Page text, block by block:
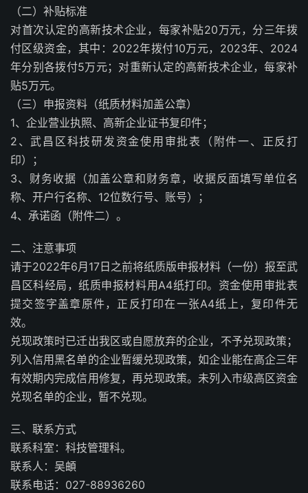
（二）补贴标准
对首次认定的高新技术企业，每家补贴20万元，分三年拨
付区级资金，其中：2022年拨付10万元，2023年、2024
年分别各拨付5万元；对重新认定的高新技术企业，每家补
贴5万元。
（三）申报资料（纸质材料加盖公章）
1、企业营业执照、高新企业证书复印件；
2、武昌区科技研发资金使用审批表（附件一、正反打
印）；
3、财务收据（加盖公章和财务章，收据反面填写单位名
称、开户行名称、12位数行号、账号）；
4、承诺函（附件二）。
二、注意事项
请于2022年6月17日之前将纸质版申报材料（一份）报至武
昌区科经局，纸质申报材料用A4纸打印。资金使用审批表
提交签字盖章原件，正反打印在一张A4纸上，复印件无
效。
兑现政策时已迁出我区或自愿放弃的企业，不予兑现政策；
列入信用黑名单的企业暂缓兑现政策，如企业能在高企三年
有效期内完成信用修复，再兑现政策。未列入市级高区资金
兑现名单的企业，暂不兑现。
三、联系方式
联系科室：科技管理科。
联系人：吴頔
联系电话：027-88936260